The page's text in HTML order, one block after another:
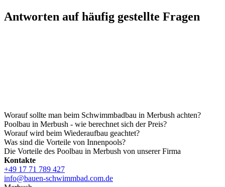
Antworten auf häufig gestellte Fragen
Worauf sollte man beim Schwimmbadbau in Merbush achten?
Poolbau in Merbush - wie berechnet sich der Preis?
Worauf wird beim Wiederaufbau geachtet?
Was sind die Vorteile von Innenpools?
Die Vorteile des Poolbau in Merbush von unserer Firma
Kontakte
+49 17 71 789 427
info@bauen-schwimmbad.com.de